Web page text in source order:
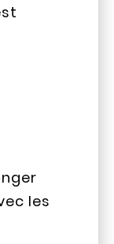
les